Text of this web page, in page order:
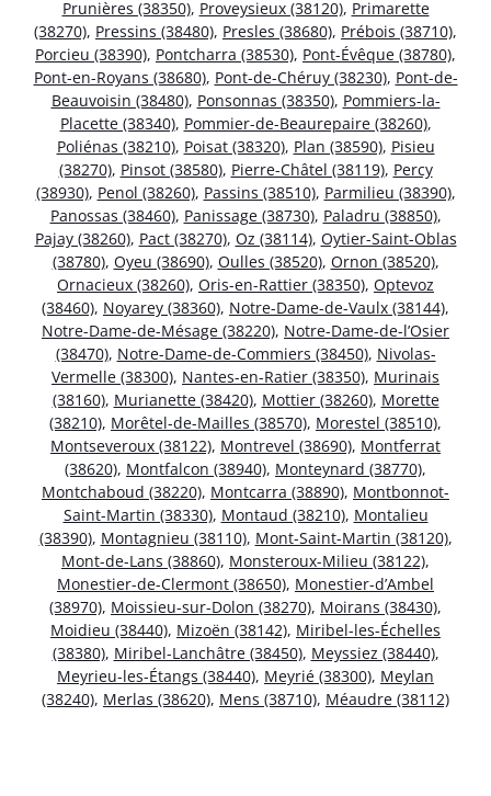
Prunières (38350), Proveysieux (38120), Primarette
(38270), Pressins (38480), Presles (38680), Prébois (38710),
Porcieu (38390), Pontcharra (38530), Pont-Évêque (38780),
Pont-en-Royans (38680), Pont-de-Chéruy (38230), Pont-de-
Beauvoisin (38480), Ponsonnas (38350), Pommiers-la-
Placette (38340), Pommier-de-Beaurepaire (38260),
Poliénas (38210), Poisat (38320), Plan (38590), Pisieu
(38270), Pinsot (38580), Pierre-Châtel (38119), Percy
(38930), Penol (38260), Passins (38510), Parmilieu (38390),
Panossas (38460), Panissage (38730), Paladru (38850),
Pajay (38260), Pact (38270), Oz (38114), Oytier-Saint-Oblas
(38780), Oyeu (38690), Oulles (38520), Ornon (38520),
Ornacieux (38260), Oris-en-Rattier (38350), Optevoz
(38460), Noyarey (38360), Notre-Dame-de-Vaulx (38144),
Notre-Dame-de-Mésage (38220), Notre-Dame-de-l’Osier
(38470), Notre-Dame-de-Commiers (38450), Nivolas-
Vermelle (38300), Nantes-en-Ratier (38350), Murinais
(38160), Murianette (38420), Mottier (38260), Morette
(38210), Morêtel-de-Mailles (38570), Morestel (38510),
Montseveroux (38122), Montrevel (38690), Montferrat
(38620), Montfalcon (38940), Monteynard (38770),
Montchaboud (38220), Montcarra (38890), Montbonnot-
Saint-Martin (38330), Montaud (38210), Montalieu
(38390), Montagnieu (38110), Mont-Saint-Martin (38120),
Mont-de-Lans (38860), Monsteroux-Milieu (38122),
Monestier-de-Clermont (38650), Monestier-d’Ambel
(38970), Moissieu-sur-Dolon (38270), Moirans (38430),
Moidieu (38440), Mizoën (38142), Miribel-les-Échelles
(38380), Miribel-Lanchâtre (38450), Meyssiez (38440),
Meyrieu-les-Étangs (38440), Meyrié (38300), Meylan
(38240), Merlas (38620), Mens (38710), Méaudre (38112)